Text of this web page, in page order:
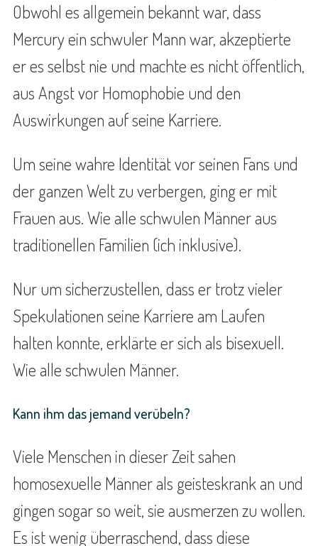
Obwohl es allgemein bekannt war, dass
Mercury ein schwuler Mann war, akzeptierte
er es selbst nie und machte es nicht öffentlich,
aus Angst vor Homophobie und den
Auswirkungen auf seine Karriere.
Um seine wahre Identität vor seinen Fans und
der ganzen Welt zu verbergen, ging er mit
Frauen aus. Wie alle schwulen Männer aus
traditionellen Familien (ich inklusive).
Nur um sicherzustellen, dass er trotz vieler
Spekulationen seine Karriere am Laufen
halten konnte, erklärte er sich als bisexuell.
Wie alle schwulen Männer.
Kann ihm das jemand verübeln?
Viele Menschen in dieser Zeit sahen
homosexuelle Männer als geisteskrank an und
gingen sogar so weit, sie ausmerzen zu wollen.
Es ist wenig überraschend, dass diese